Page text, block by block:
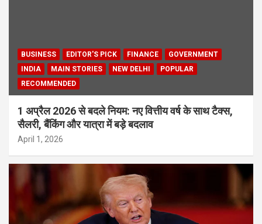
BUSINESS EDITOR'S PICK FINANCE
GOVERNMENT
INDIA
MAIN STORIES NEW DELHI
POPULAR
RECOMMENDED
1 अप्रैल 2026 से बदले नियम: नए वित्तीय वर्ष के साथ टैक्स,
सैलरी, बैंकिंग और यात्रा में बड़े बदलाव
April 1, 2026